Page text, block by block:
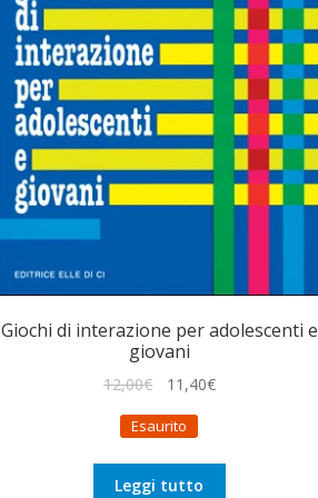
Giochi di interazione per adolescenti e
giovani
12,00€
originale
12,00€.
11,40€Il
Esaurito
Leggi tutto